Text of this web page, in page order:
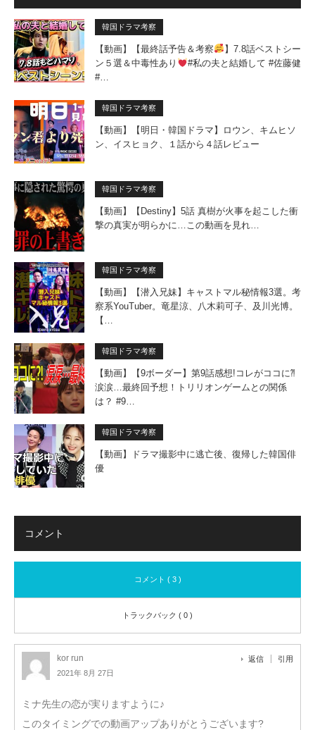
韓国ドラマ考察
【動画】【最終話予告＆考察
】7.8話ベストシー
ン５選＆中毒性あり
#私の夫と結婚して #佐藤健
#…
韓国ドラマ考察
【動画】【明日・韓国ドラマ】ロウン、キムヒソ
ン、イスヒョク、１話から４話レビュー
韓国ドラマ考察
【動画】【Destiny】5話 真樹が火事を起こした衝
撃の真実が明らかに…この動画を見れ…
韓国ドラマ考察
【動画】【潜入兄妹】キャストマル秘情報3選。考
察系YouTuber。竜星涼、八木莉可子、及川光博。
【…
韓国ドラマ考察
【動画】【9ボーダー】第9話感想!コレがココに⁈
涙涙…最終回予想！トリリオンゲームとの関係
は？ #9…
韓国ドラマ考察
【動画】ドラマ撮影中に逃亡後、復帰した韓国俳
優
コメント
コメント ( 3 )
トラックバック ( 0 )
kor run
2021年 8月 27日
返信 引用
ミナ先生の恋が実りますように♪
このタイミングでの動画アップありがとうございます?